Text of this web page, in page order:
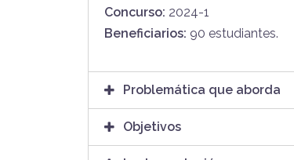
Concurso: 2024-1
Beneficiarios: 90 estudiantes.
Problemática que aborda
Objetivos